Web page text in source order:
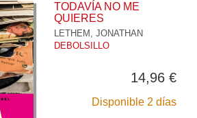
TODAVÍA NO ME
QUIERES
LETHEM, JONATHAN
DEBOLSILLO
14,96 €
Disponible 2 días